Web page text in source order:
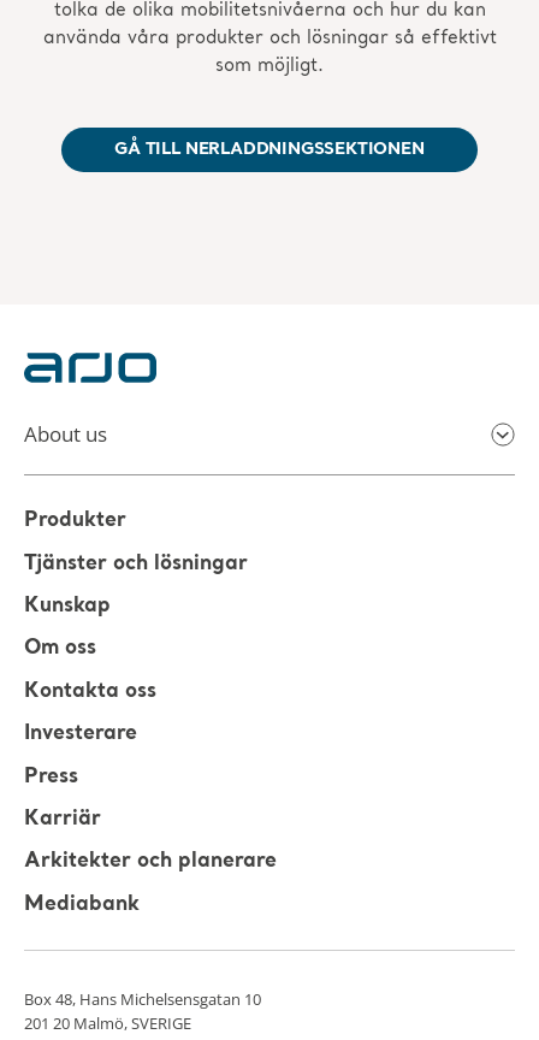
tolka de olika mobilitetsnivåerna och hur du kan
använda våra produkter och lösningar så effektivt
som möjligt.
GÅ TILL NERLADDNINGSSEKTIONEN
About us
Produkter
Tjänster och lösningar
Kunskap
Om oss
Kontakta oss
Investerare
Press
Karriär
Arkitekter och planerare
Mediabank
Box 48, Hans Michelsensgatan 10
201 20 Malmö, SVERIGE